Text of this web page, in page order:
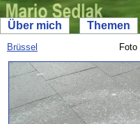
Über mich Themen
Brüssel Foto